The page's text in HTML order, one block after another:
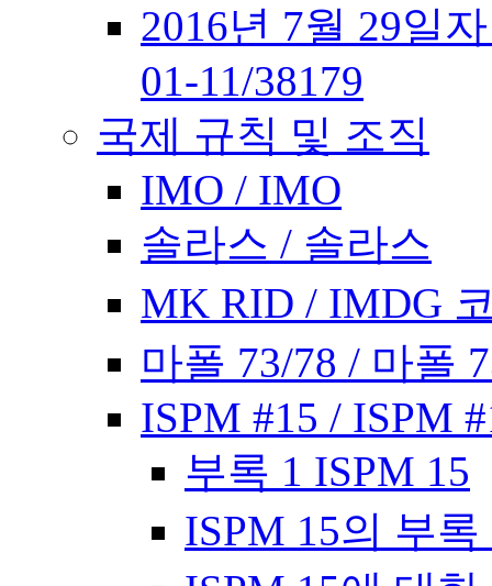
2016년 7월 29일
01-11/38179
국제 규칙 및 조직
IMO / IMO
솔라스 / 솔라스
MK RID / IMDG
마폴 73/78 / 마폴
ISPM #15 / ISPM
부록 1 ISPM 15
ISPM 15의 부록